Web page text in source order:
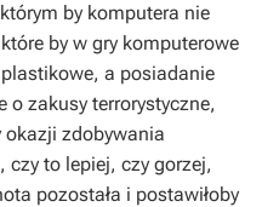
by komputera nie
by w gry komputerowe
a posiadanie
o zakusy terrorystyczne,
okazji zdobywania
to lepiej, czy gorzej,
pozostała i postawiłoby